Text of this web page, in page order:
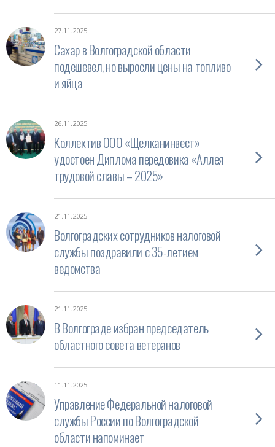
27.11.2025
Сахар в Волгоградской области
подешевел, но выросли цены на топливо
и яйца
26.11.2025
Коллектив ООО «Щелканинвест»
удостоен Диплома передовика «Аллея
трудовой славы – 2025»
21.11.2025
Волгоградских сотрудников налоговой
службы поздравили с 35-летием
ведомства
21.11.2025
В Волгограде избран председатель
областного совета ветеранов
11.11.2025
Управление Федеральной налоговой
службы России по Волгоградской
области напоминает